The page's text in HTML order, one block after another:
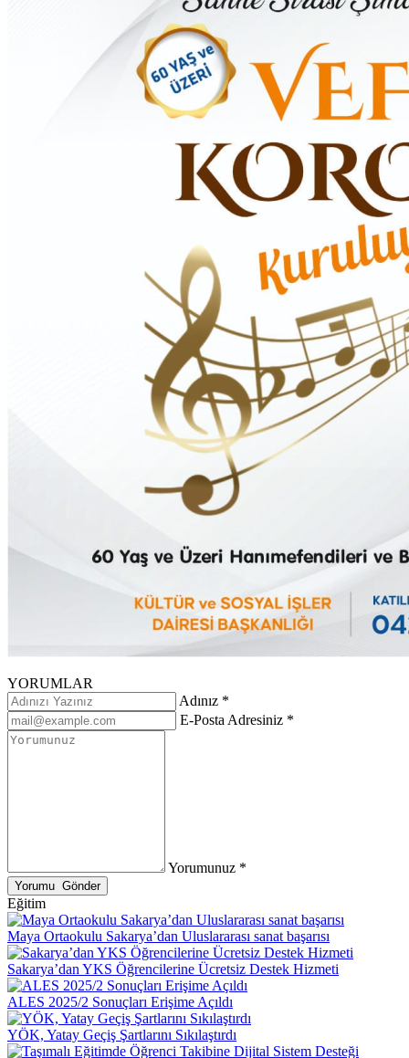
YORUMLAR
Adınız *
E-Posta Adresiniz *
Yorumunuz *
Eğitim
Maya Ortaokulu Sakarya’dan Uluslararası sanat başarısı
Sakarya’dan YKS Öğrencilerine Ücretsiz Destek Hizmeti
ALES 2025/2 Sonuçları Erişime Açıldı
YÖK, Yatay Geçiş Şartlarını Sıkılaştırdı